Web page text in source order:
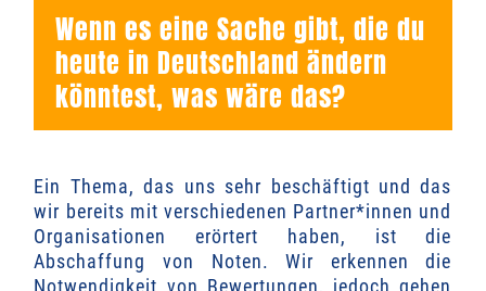
Wenn es eine Sache gibt, die du
heute in Deutschland ändern
könntest, was wäre das?
Ein Thema, das uns sehr beschäftigt und das
wir bereits mit verschiedenen Partner*innen und
Organisationen erörtert haben, ist die
Abschaffung von Noten. Wir erkennen die
Notwendigkeit von Bewertungen, jedoch gehen